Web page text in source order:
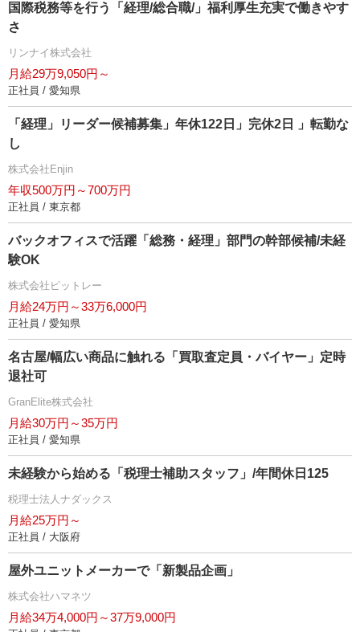
国際税務等を行う「経理/総合職/」福利厚生充実で働きやす
さ
リンナイ株式会社
月給29万9,050円～
正社員 / 愛知県
「経理」リーダー候補募集」年休122日」完休2日 」転勤な
し
株式会社Enjin
年収500万円～700万円
正社員 / 東京都
バックオフィスで活躍「総務・経理」部門の幹部候補/未経
験OK
株式会社ピットレー
月給24万円～33万6,000円
正社員 / 愛知県
名古屋/幅広い商品に触れる「買取査定員・バイヤー」定時
退社可
GranElite株式会社
月給30万円～35万円
正社員 / 愛知県
未経験から始める「税理士補助スタッフ」/年間休日125
税理士法人ナダックス
月給25万円～
正社員 / 大阪府
屋外ユニットメーカーで「新製品企画」
株式会社ハマネツ
月給34万4,000円～37万9,000円